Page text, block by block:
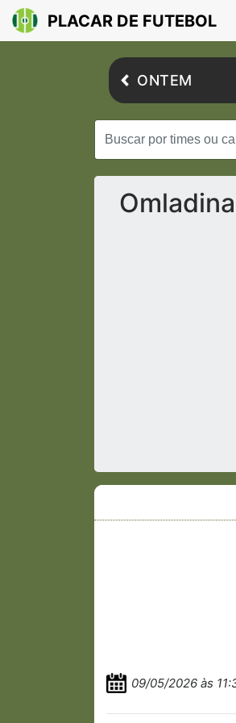
PLACAR DE FUTEBOL
ONTEM
09/05/2026 às